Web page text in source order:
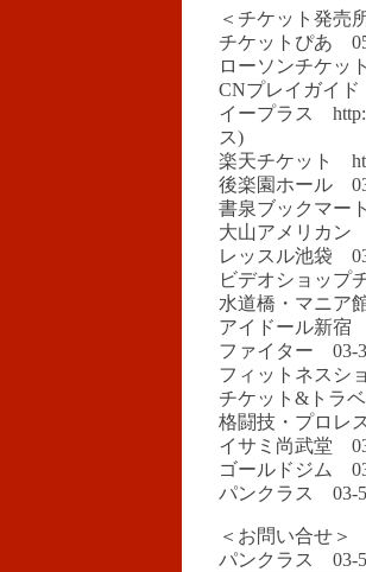
＜チケット発売
チケットぴあ
ローソンチケッ
CNプレイガイ
イープラス
ス)
楽天チケット
後楽園ホール
書泉ブックマー
大山アメリカン
レッスル池袋
ビデオショップ
水道橋・マニア
アイドール新宿
ファイター 03-
フィットネスシ
チケット&トラ
格闘技・プロレ
イサミ尚武堂
ゴールドジム
パンクラス 03-
＜お問い合せ＞
パンクラス 03-